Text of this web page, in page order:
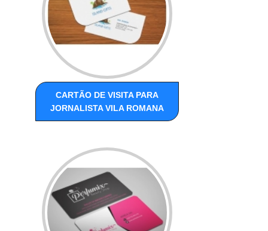
CARTÃO DE VISITA PARA
JORNALISTA VILA ROMANA